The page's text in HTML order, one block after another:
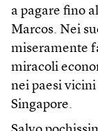
a pagare fino
Marcos. Nei
miseramente
miracoli
nei paesi
Singapore.